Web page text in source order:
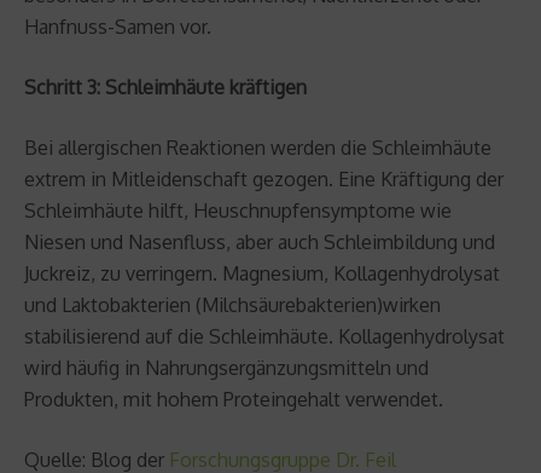
Hanfnuss-Samen vor.
Schritt 3: Schleimhäute kräftigen
Bei allergischen Reaktionen werden die Schleimhäute
extrem in Mitleidenschaft gezogen. Eine Kräftigung der
Schleimhäute hilft, Heuschnupfensymptome wie
Niesen und Nasenfluss, aber auch Schleimbildung und
Juckreiz, zu verringern. Magnesium, Kollagenhydrolysat
und Laktobakterien (Milchsäurebakterien)wirken
stabilisierend auf die Schleimhäute. Kollagenhydrolysat
wird häufig in Nahrungsergänzungsmitteln und
Produkten, mit hohem Proteingehalt verwendet.
Quelle: Blog der Forschungsgruppe Dr. Feil